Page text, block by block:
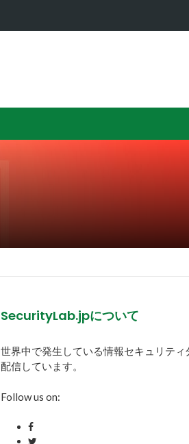
SecurityLab.jpについて
世界中で発生している情報セキュリティ
配信しています。
Follow us on: